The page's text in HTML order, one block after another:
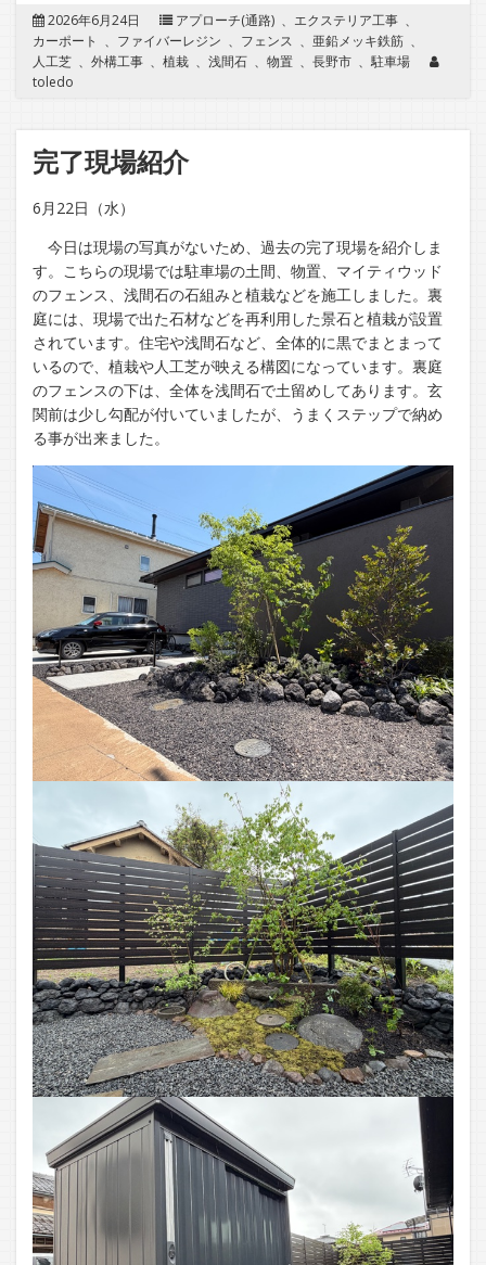
2026年6月24日 アプローチ(通路) 、 エクステリア工事 、
カーポート 、 ファイバーレジン 、 フェンス 、 亜鉛メッキ鉄筋 、
人工芝 、 外構工事 、 植栽 、 浅間石 、 物置 、 長野市 、駐車場
toledo
完了現場紹介
6月22日（水）
今日は現場の写真がないため、過去の完了現場を紹介しま
す。こちらの現場では駐車場の土間、物置、マイティウッド
のフェンス、浅間石の石組みと植栽などを施工しました。裏
庭には、現場で出た石材などを再利用した景石と植栽が設置
されています。住宅や浅間石など、全体的に黒でまとまって
いるので、植栽や人工芝が映える構図になっています。裏庭
のフェンスの下は、全体を浅間石で土留めしてあります。玄
関前は少し勾配が付いていましたが、うまくステップで納め
る事が出来ました。